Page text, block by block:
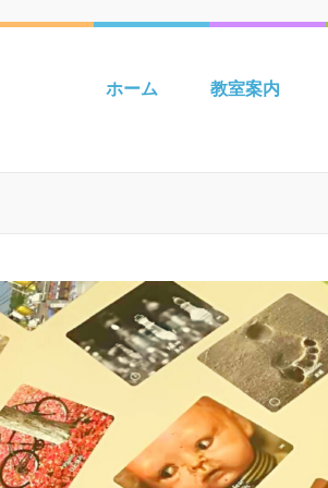
吉川 mpiパートナ
ホーム 教室案内